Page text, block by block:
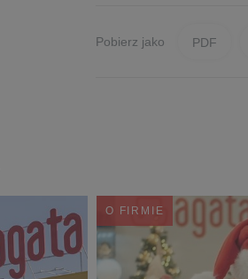
Pobierz jako PDF
O FIRMIE